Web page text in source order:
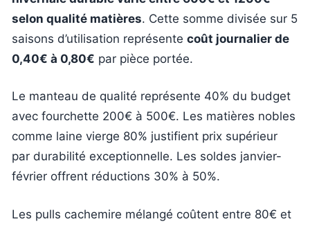
selon qualité matières. Cette somme divisée sur 5
saisons d’utilisation représente coût journalier de
0,40€ à 0,80€ par pièce portée.
Le manteau de qualité représente 40% du budget
avec fourchette 200€ à 500€. Les matières nobles
comme laine vierge 80% justifient prix supérieur
par durabilité exceptionnelle. Les soldes janvier-
février offrent réductions 30% à 50%.
Les pulls cachemire mélangé coûtent entre 80€ et